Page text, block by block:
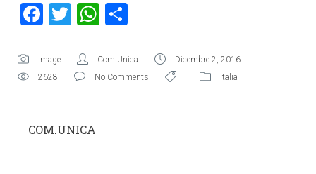
Facebook
TwitterWhatsApp
Image Com.Unica
Dicembre 2, 2016
2628
No Comments Italia
COM.UNICA